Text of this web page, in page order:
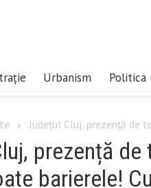
Urbanism Politica
Județul Cluj, prezență de
prezență de
barierele!